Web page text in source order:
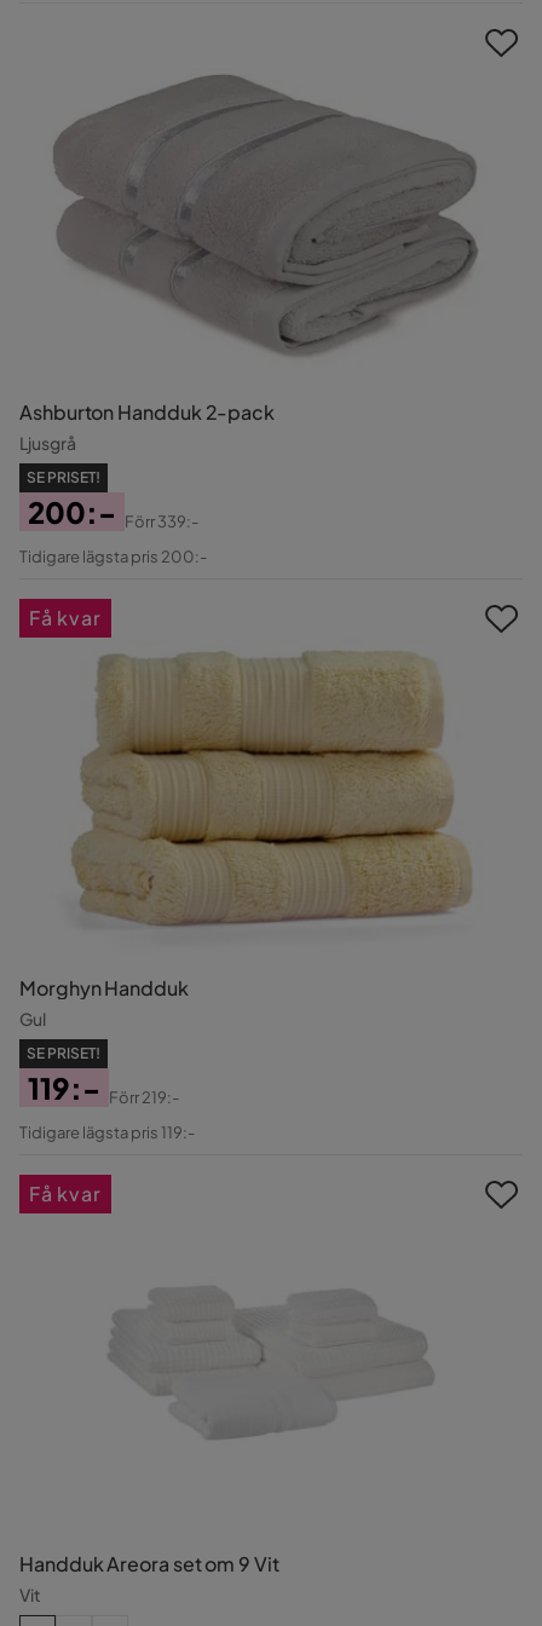
Ashburton Handduk 2-pack
Ljusgrå
SE PRISET!
Pris
200:-
Original
Förr339:-
Tidigare lägsta pris 200:-
Morghyn Handduk
Gul
SE PRISET!
Pris
119:-
Original
Förr219:-
Tidigare lägsta pris 119:-
Få kvar
Handduk Areora set om 9 Vit
Vit
Få kvar